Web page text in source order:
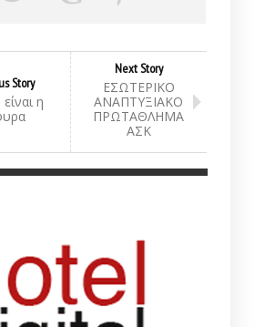
Story
η
Next Story
ΕΣΩΤΕΡΙΚΟ
ΑΝΑΠΤΥΞΙΑΚΟ
ΠΡΩΤΑΘΛΗΜΑ
ΑΣΚ